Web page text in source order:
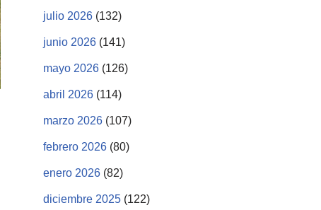
julio 2026 (132)
junio 2026 (141)
mayo 2026 (126)
abril 2026 (114)
marzo 2026 (107)
febrero 2026 (80)
enero 2026 (82)
diciembre 2025 (122)